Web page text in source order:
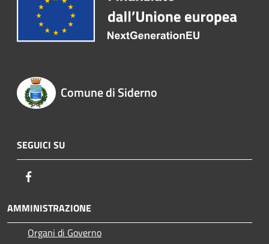
Comune di Siderno
SEGUICI SU
AMMINISTRAZIONE
Organi di Governo